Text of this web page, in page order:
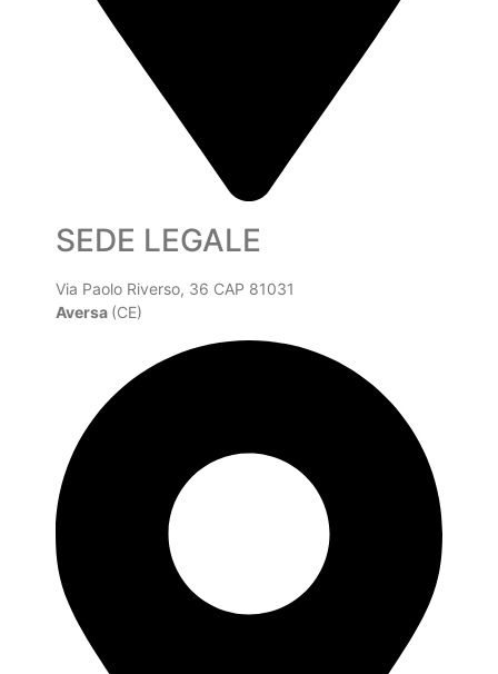
SEDE LEGALE
Via Paolo Riverso, 36 CAP 81031
Aversa (CE)